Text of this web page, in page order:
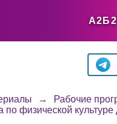
→ Рабочие
по физической